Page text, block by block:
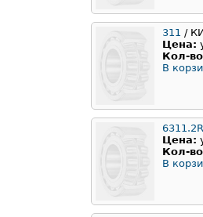
311 /
Цена:
Кол-
В
Цена:
Кол-
В